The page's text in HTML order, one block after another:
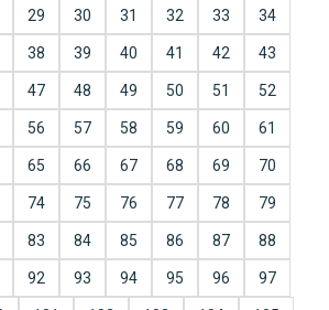
29 30 31 32 33 34
38 39 40 41 42 43
47 48 49 50 51 52
56 57 58 59 60 61
65 66 67 68 69 70
74 75 76 77 78 79
83 84 85 86 87 88
92 93 94 95 96 97